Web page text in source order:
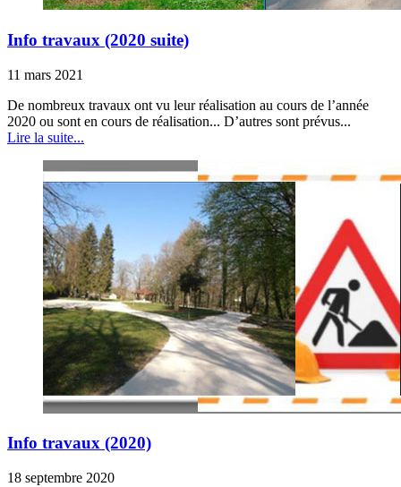
Info travaux (2020 suite)
11 mars 2021
De nombreux travaux ont vu leur réalisation au cours de l’année
2020 ou sont en cours de réalisation... D’autres sont prévus...
Lire la suite...
Info travaux (2020)
18 septembre 2020